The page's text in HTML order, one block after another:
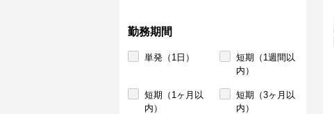
勤務期間
単発（1日）
短期（1週間以
内）
短期（1ヶ月以
内）
短期（3ヶ月以
内）